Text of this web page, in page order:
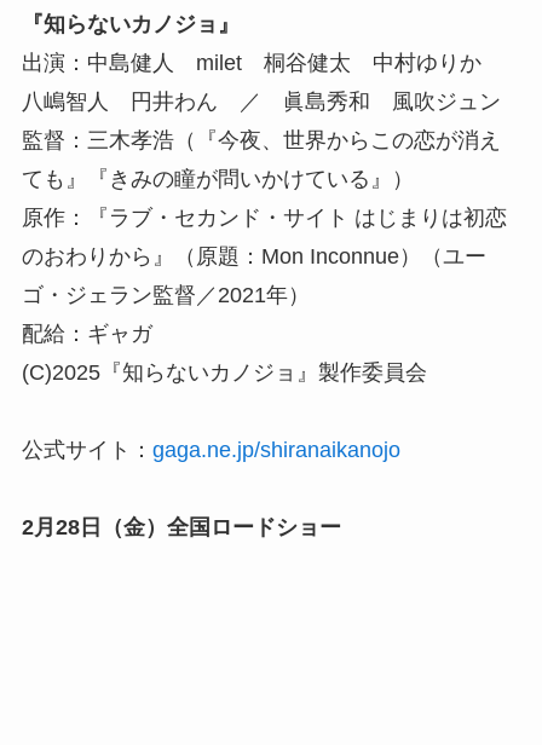
『知らないカノジョ』
出演：中島健人 milet 桐谷健太 中村ゆりか
八嶋智人 円井わん ／ 眞島秀和 風吹ジュン
監督：三木孝浩（『今夜、世界からこの恋が消え
ても』『きみの瞳が問いかけている』）
原作：『ラブ・セカンド・サイト はじまりは初恋
のおわりから』（原題：Mon Inconnue）（ユー
ゴ・ジェラン監督／2021年）
配給：ギャガ
(C)2025『知らないカノジョ』製作委員会
公式サイト： gaga.ne.jp/shiranaikanojo
2月28日（金）全国ロードショー